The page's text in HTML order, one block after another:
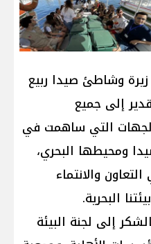
وشاطئ صيدا ربيع
إلى جميع
التي ساهمت في
ومحيطها البحري،
والانتماء
البحرية.
إلى لجنة البيئة